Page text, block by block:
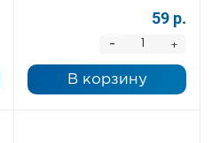
59 р.
+
-
В корзину